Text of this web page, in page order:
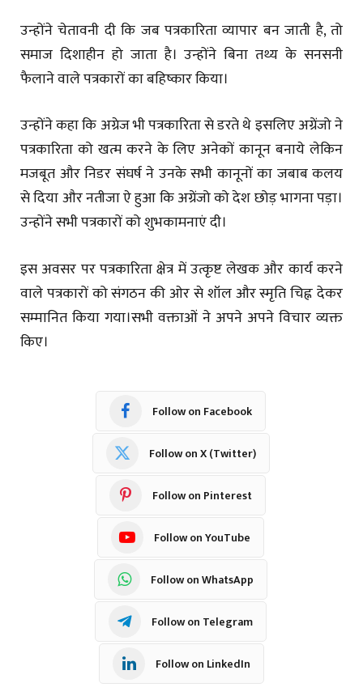
उन्होंने चेतावनी दी कि जब पत्रकारिता व्यापार बन जाती है, तो
समाज दिशाहीन हो जाता है। उन्होंने बिना तथ्य के सनसनी
फैलाने वाले पत्रकारों का बहिष्कार किया।
उन्होंने कहा कि अग्रेज भी पत्रकारिता से डरते थे इसलिए अग्रेंजो ने
पत्रकारिता को खत्म करने के लिए अनेकों कानून बनाये लेकिन
मजबूत और निडर संघर्ष ने उनके सभी कानूनों का जबाब कलय
से दिया और नतीजा ऐ हुआ कि अग्रेंजो को देश छोड़ भागना पड़ा।
उन्होंने सभी पत्रकारों को शुभकामनाएं दी।
इस अवसर पर पत्रकारिता क्षेत्र में उत्कृष्ट लेखक और कार्य करने
वाले पत्रकारों को संगठन की ओर से शॉल और स्मृति चिह्न देकर
सम्मानित किया गया।सभी वक्ताओं ने अपने अपने विचार व्यक्त
किए।
Follow on Facebook
Follow on X (Twitter)
Follow on Pinterest
Follow on YouTube
Follow on WhatsApp
Follow on Telegram
Follow on LinkedIn